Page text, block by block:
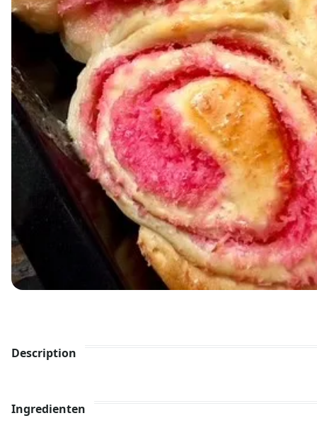
Description
Ingredienten